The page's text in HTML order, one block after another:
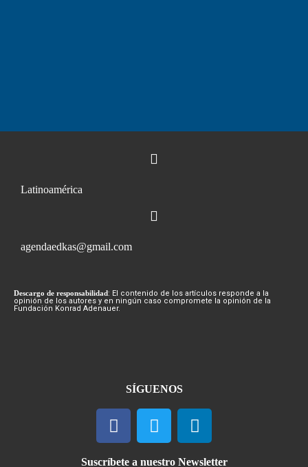
Latinoamérica
agendaedkas@gmail.com
Descargo de responsabilidad: El contenido de los artículos responde a la
opinión de los autores y en ningún caso compromete la opinión de la
Fundación Konrad Adenauer.
SÍGUENOS
Suscríbete a nuestro Newsletter